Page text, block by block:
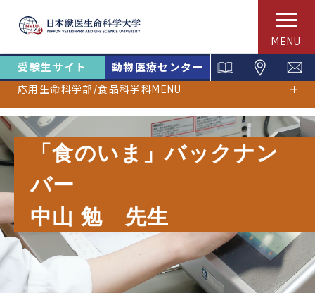
MENU
受験生サイト 動物医療センター
「食のいま」バックナン
バー
中山 勉 先生
応用生命科学部/食品科学科MENU